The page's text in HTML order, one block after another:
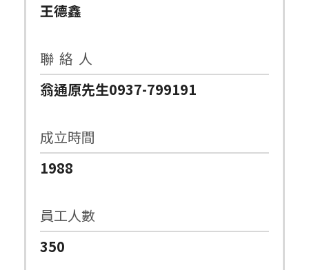
王德鑫
聯 絡 人
翁通原先生0937-799191
成立時間
1988
員工人數
350